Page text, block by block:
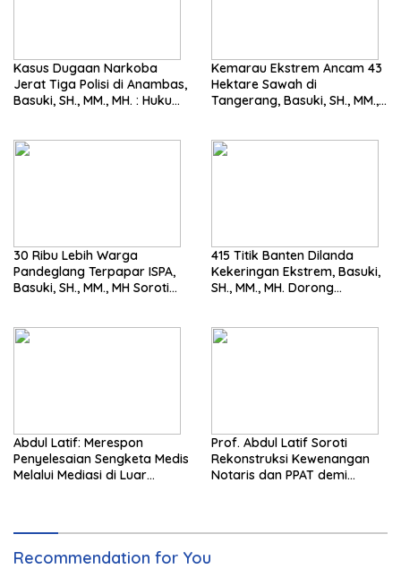
Kasus Dugaan Narkoba
Jerat Tiga Polisi di Anambas,
Basuki, SH., MM., MH. : Hukum
Kemarau Ekstrem Ancam 43
Hektare Sawah di
Tangerang, Basuki, SH., MM.,
30 Ribu Lebih Warga
Pandeglang Terpapar ISPA,
Basuki, SH., MM., MH Soroti
415 Titik Banten Dilanda
Kekeringan Ekstrem, Basuki,
SH., MM., MH. Dorong
Abdul Latif: Merespon
Penyelesaian Sengketa Medis
Melalui Mediasi di Luar
Prof. Abdul Latif Soroti
Rekonstruksi Kewenangan
Notaris dan PPAT demi
Recommendation for You